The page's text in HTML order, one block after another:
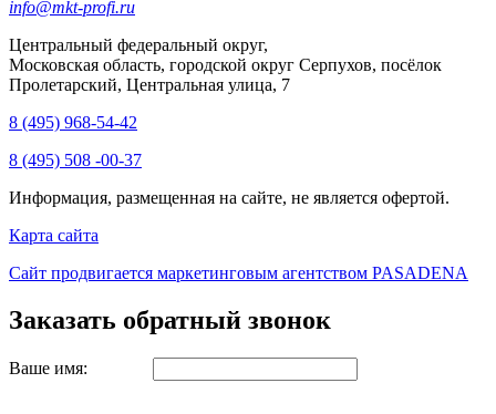
info@mkt-profi.ru
Центральный федеральный округ,
Московская область, городской округ Серпухов, посёлок
Пролетарский, Центральная улица, 7
8 (495) 968-54-42
8 (495) 508 -00-37
Информация, размещенная на сайте, не является офертой.
Карта сайта
Сайт продвигается маркетинговым агентством PASADENA
Заказать обратный звонок
Ваше имя: